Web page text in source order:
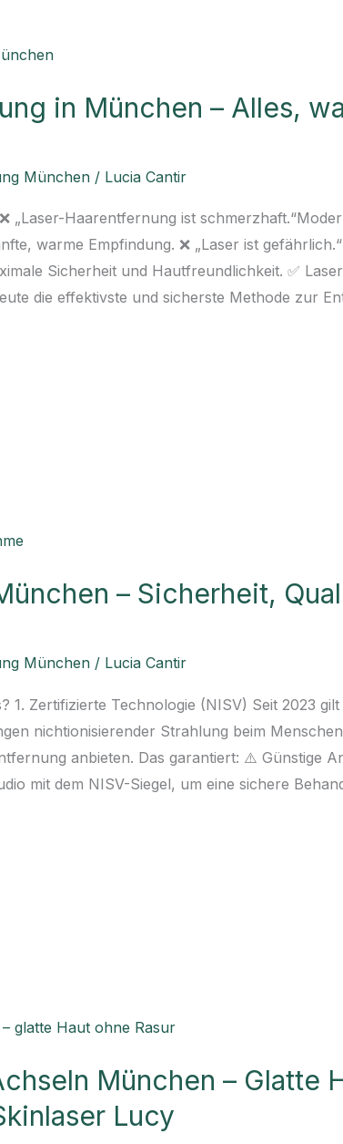
in München – Alles,
München/ Lucia Cantir
„Laser-Haarentfernung ist
warme Empfindung. ❌ „Laser ist
Sicherheit und Hautfreundlichkeit. ✅
die effektivste und sicherste Methode zur
– Sicherheit,
München/ Lucia Cantir
1. Zertifizierte Technologie (NISV) Seit 2023
nichtionisierender Strahlung beim
anbieten. Das garantiert: ⚠️ Günstige
mit dem NISV-Siegel, um eine sichere
München – Glatte
Lucy